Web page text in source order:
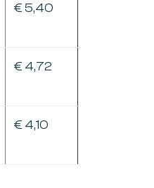
€ 5,40
€ 4,72
€ 4,10